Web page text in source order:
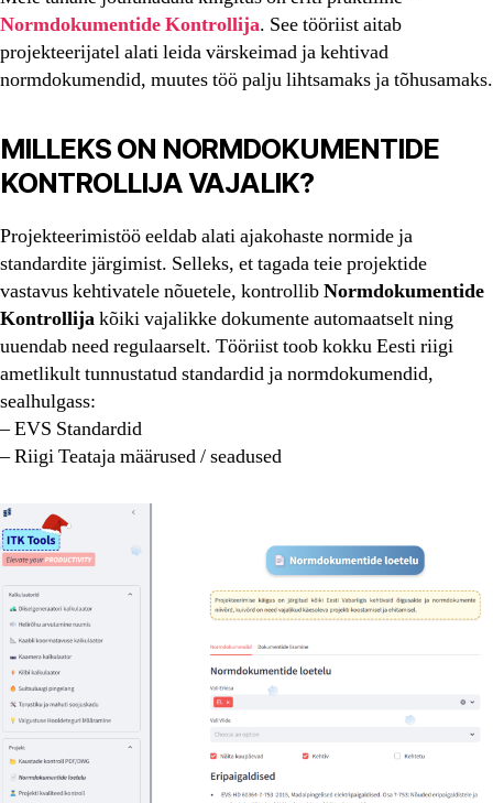
Normdokumentide Kontrollija. See tööriist aitab
projekteerijatel alati leida värskeimad ja kehtivad
normdokumendid, muutes töö palju lihtsamaks ja tõhusamaks.
MILLEKS ON NORMDOKUMENTIDE
KONTROLLIJA VAJALIK?
Projekteerimistöö eeldab alati ajakohaste normide ja
standardite järgimist. Selleks, et tagada teie projektide
vastavus kehtivatele nõuetele, kontrollibNormdokumentide
Kontrollijakõiki vajalikke dokumente automaatselt ning
uuendab need regulaarselt. Tööriist toob kokku Eesti riigi
ametlikult tunnustatud standardid ja normdokumendid,
sealhulgass:
– EVS Standardid
– Riigi Teataja määrused / seadused